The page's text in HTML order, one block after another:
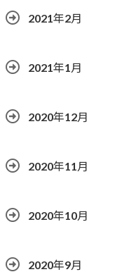
2021年2月
2021年1月
2020年12月
2020年11月
2020年10月
2020年9月